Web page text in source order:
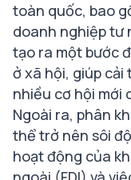
toàn quốc, bao
doanh nghiệp tư
tạo ra một bước
ở xã hội, giúp cải
nhiều cơ hội mới
Ngoài ra, phân
thể trở nên sôi
hoạt động của